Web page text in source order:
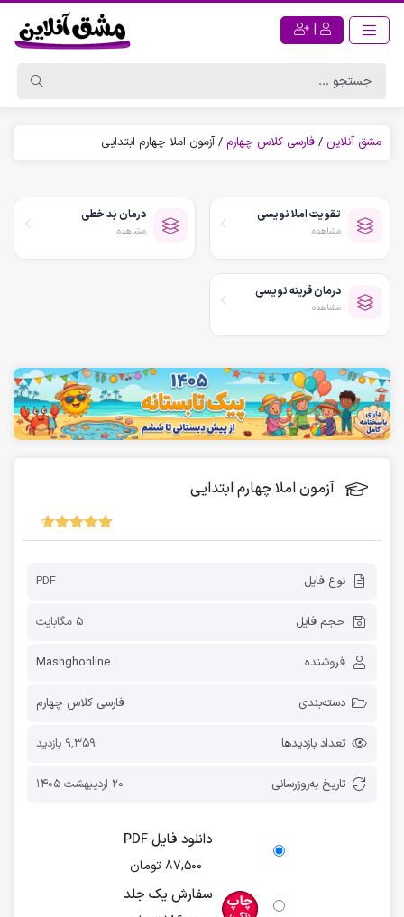
|
مشق آنلاین / فارسی کلاس چهارم / آزمون املا چهارم ابتدایی
تقویت املا نویسی
مشاهده
درمان بد خطی
مشاهده
درمان قرینه نویسی
مشاهده
آزمون املا چهارم ابتدایی
نوع فایل PDF
حجم فایل 5 مگابایت
فروشنده Mashghonline
دسته‌بندی فارسی کلاس چهارم
تعداد بازدیدها 9,359 بازدید
تاریخ به‌روز‌رسانی 20 اردیبهشت 1405
دانلود فایل PDF
87,500 تومان
سفارش یک جلد